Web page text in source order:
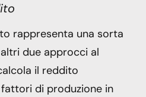
rappresenta una sorta
due approcci al
il reddito
di produzione in